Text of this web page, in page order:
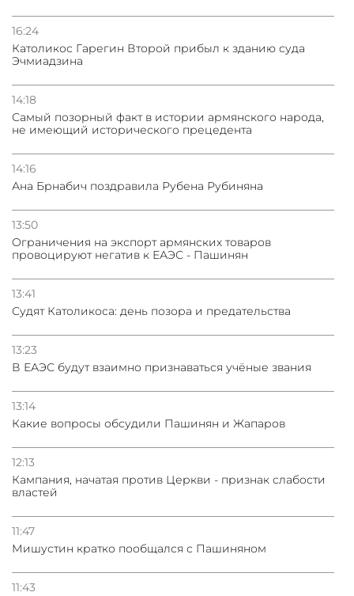
16:24
Католикос Гарегин Второй прибыл к зданию суда
Эчмиадзина
14:18
Самый позорный факт в истории армянского народа,
не имеющий исторического прецедента
14:16
Ана Брнабич поздравила Рубена Рубиняна
13:50
Oграничения на экспорт армянских товаров
провоцируют негатив к ЕАЭС - Пашинян
13:41
Судят Католикоса: день позора и предательства
13:23
В ЕАЭС будут взаимно признаваться учёные звания
13:14
Какие вопросы обсудили Пашинян и Жапаров
12:13
Кампания, начатая против Церкви - признак слабости
властей
11:47
Мишустин кратко пообщался с Пашиняном
11:43